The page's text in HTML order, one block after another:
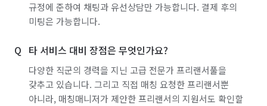
규정에 준하여 채팅과 유선상담만 가능합니다. 결제 후의
미팅은 가능합니다.
타 서비스 대비 장점은 무엇인가요?
다양한 직군의 경력을 지닌 고급 전문가 프리랜서풀을
갖추고 있습니다. 그리고 직접 매칭 요청한 프리랜서뿐
아니라, 매칭매니저가 제안한 프리랜서의 지원서도 확인할